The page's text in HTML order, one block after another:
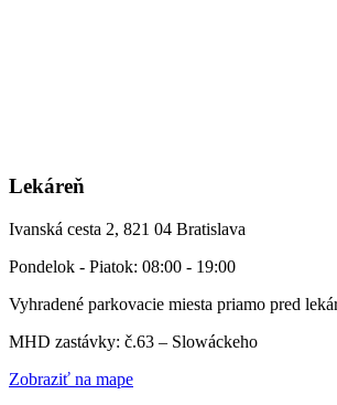
Lekáreň
Ivanská cesta 2, 821 04 Bratislava
Pondelok - Piatok: 08:00 - 19:00
Vyhradené parkovacie miesta priamo pred
MHD zastávky: č.63 – Slowáckeho
Zobraziť na mape